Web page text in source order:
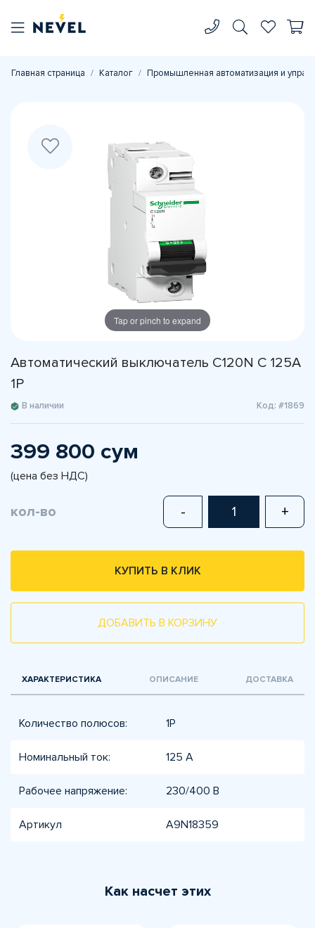
Главная страница Каталог Промышленная автоматизация и
Tap or pinch to expand
Автоматический выключатель C120N C 125A
1P
В наличии Код: #1869
399 800 сум
(цена без НДС)
кол-во - +
КУПИТЬ В КЛИК
ДОБАВИТЬ В КОРЗИНУ
ХАРАКТЕРИСТИКА ОПИСАНИЕ ДОСТАВКА
Количество полюсов: 1P
Номинальный ток: 125 А
Рабочее напряжение: 230/400 В
Артикул A9N18359
Как насчет этих